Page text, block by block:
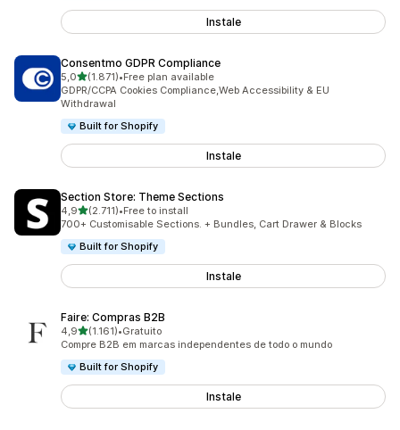
Instale
Consentmo GDPR Compliance
5,0de 5 estrelas
(1.871)
1871 total de avaliações
•Free plan available
GDPR/CCPA Cookies Compliance,Web Accessibility & EU
Withdrawal
Built for Shopify
Instale
Section Store: Theme Sections
4,9de 5 estrelas
(2.711)
2711 total de avaliações
•Free to install
700+ Customisable Sections. + Bundles, Cart Drawer & Blocks
Built for Shopify
Instale
Faire: Compras B2B
4,9de 5 estrelas
(1.161)
1161 total de avaliações
•Gratuito
Compre B2B em marcas independentes de todo o mundo
Built for Shopify
Instale